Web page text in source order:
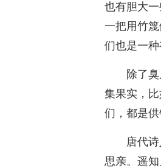
也有胆大
一把用竹
们也是一
除了
集果实，
们，都是供
唐代
思亲。遥